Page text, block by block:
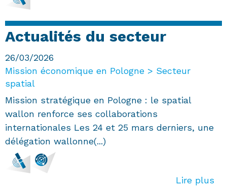
Actualités du secteur
26/03/2026
Mission économique en Pologne > Secteur
spatial
Mission stratégique en Pologne : le spatial
wallon renforce ses collaborations
internationales Les 24 et 25 mars derniers, une
délégation wallonne(...)
Lire plus